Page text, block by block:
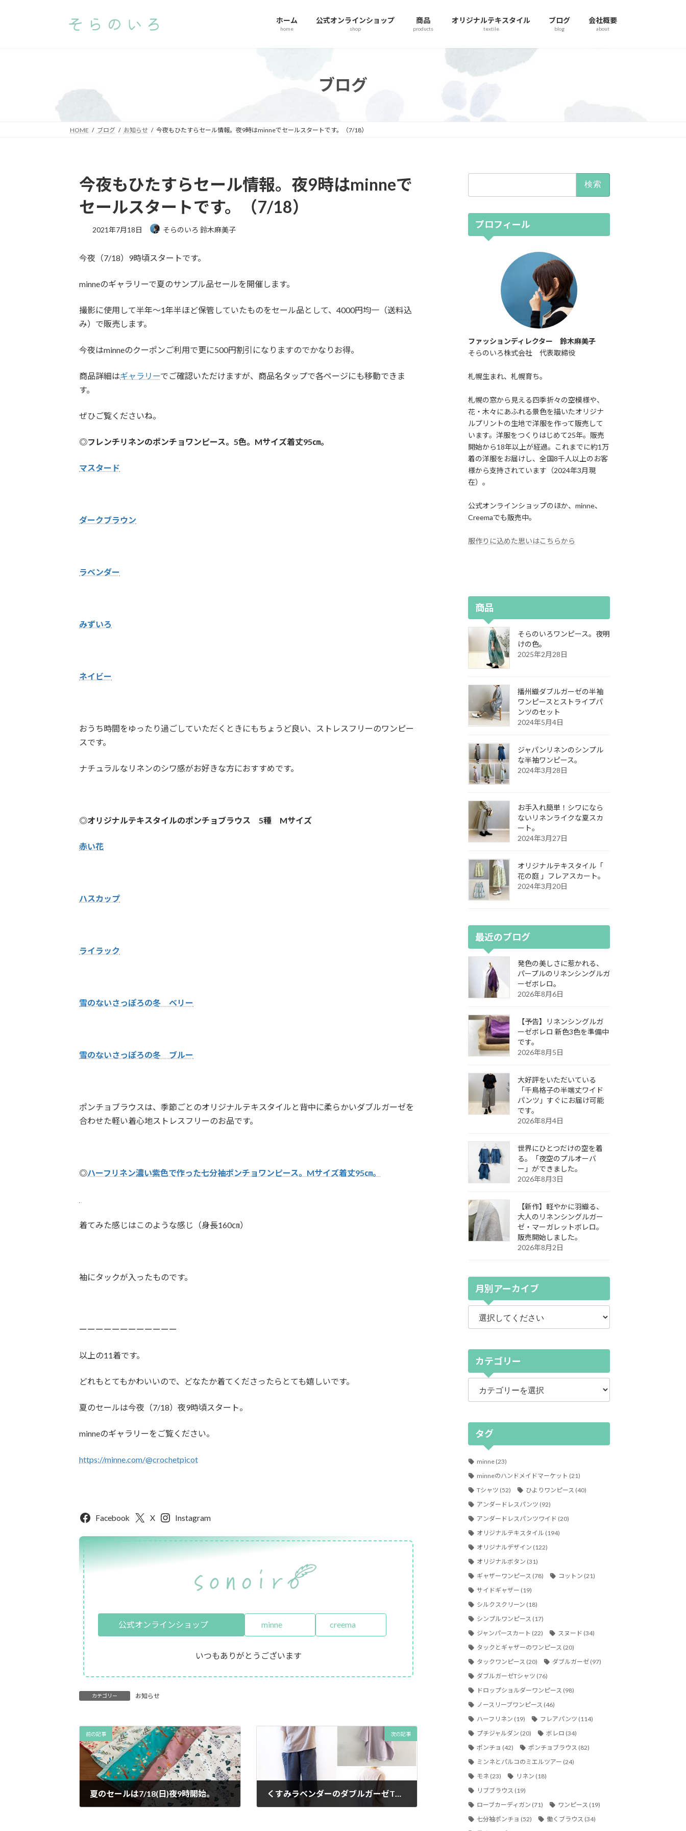
ホーム
home
公式オンラインショップ
shop
商品
products
オリジナルテキスタイル
textile
ブログ
blog
会社概要
about
ブログ
HOME ブログ お知らせ 今夜もひたすらセール情報。夜9時はminneでセールスタートです。（7/18）
今夜もひたすらセール情報。夜9時はminneで
セールスタートです。（7/18）
2021年7月18日 そらのいろ 鈴木麻美子
今夜（7/18）9時頃スタートです。
minneのギャラリーで夏のサンプル品セールを開催します。
撮影に使用して半年〜1年半ほど保管していたものをセール品として、4000円均一（送料込
み）で販売します。
今夜はminneのクーポンご利用で更に500円割引になりますのでかなりお得。
商品詳細はギャラリーでご確認いただけますが、商品名タップで各ページにも移動できま
す。
ぜひご覧くださいね。
◎フレンチリネンのポンチョワンピース。5色。Mサイズ着丈95㎝。
マスタード
ダークブラウン
ラベンダー
みずいろ
ネイビー
おうち時間をゆったり過ごしていただくときにもちょうど良い、ストレスフリーのワンピー
スです。
ナチュラルなリネンのシワ感がお好きな方におすすめです。
◎オリジナルテキスタイルのポンチョブラウス 5種 Mサイズ
赤い花
ハスカップ
ライラック
雪のないさっぽろの冬 ベリー
雪のないさっぽろの冬 ブルー
ポンチョブラウスは、季節ごとのオリジナルテキスタイルと背中に柔らかいダブルガーゼを
合わせた軽い着心地ストレスフリーのお品です。
◎ハーフリネン濃い紫色で作った七分袖ポンチョワンピース。Mサイズ着丈95㎝。
着てみた感じはこのような感じ（身長160㎝）
袖にタックが入ったものです。
ーーーーーーーーーーーー
以上の11着です。
どれもとてもかわいいので、どなたか着てくださったらとても嬉しいです。
夏のセールは今夜（7/18）夜9時頃スタート。
minneのギャラリーをご覧ください。
https://minne.com/@crochetpicot
Facebook X Instagram
公式オンラインショップ minne creema
いつもありがとうございます
カテゴリー お知らせ
前の記事
夏のセールは7/18(日)夜9時開始。
次の記事
プロフィール
ファッションディレクター 鈴木麻美子
そらのいろ株式会社 代表取締役
札幌生まれ、札幌育ち。
札幌の窓から見える四季折々の空模様や、
花・木々にあふれる景色を描いたオリジナ
ルプリントの生地で洋服を作って販売して
います。洋服をつくりはじめて25年。販売
開始から18年以上が経過。これまでに約1万
着の洋服をお届けし、全国8千人以上のお客
様から支持されています（2024年3月現
在）。
公式オンラインショップのほか、minne、
Creemaでも販売中。
服作りに込めた思いはこちらから
商品
そらのいろワンピース。夜明
けの色。
2025年2月28日
播州織ダブルガーゼの半袖
ワンピースとストライプパ
ンツのセット
2024年5月4日
ジャパンリネンのシンプル
な半袖ワンピース。
2024年3月28日
お手入れ簡単！シワになら
ないリネンライクな夏スカ
ート。
2024年3月27日
オリジナルテキスタイル「
花の庭 」フレアスカート。
2024年3月20日
最近のブログ
発色の美しさに惹かれる、
パープルのリネンシングルガ
ーゼボレロ。
2026年8月6日
【予告】リネンシングルガ
ーゼボレロ 新色3色を準備中
です。
2026年8月5日
大好評をいただいている
「千鳥格子の半端丈ワイド
パンツ」すぐにお届け可能
です。
2026年8月4日
世界にひとつだけの空を着
る。「夜空のプルオーバ
ー」ができました。
2026年8月3日
【新作】軽やかに羽織る、
大人のリネンシングルガー
ゼ・マーガレットボレロ。
販売開始しました。
2026年8月2日
月別アーカイブ
カテゴリー
カ
ゴ
タグ
minne(23)
minneのハンドメイドマーケット (21)
Tシャツ (52) ひよりワンピース (40)
アンダードレスパンツ (92)
アンダードレスパンツワイド (20)
オリジナルテキスタイル (194)
オリジナルデザイン (122)
オリジナルボタン (31)
ギャザーワンピース (78) コットン (21)
サイドギャザー (19)
シルクスクリーン (18)
シンプルワンピース (17)
ジャンパースカート (22) スヌード (34)
タックとギャザーのワンピース (20)
タックワンピース (20) ダブルガーゼ (97)
ダブルガーゼTシャツ (76)
ドロップショルダーワンピース (98)
ノースリーブワンピース (46)
ハーフリネン (19) フレアパンツ (114)
プチジャルダン (20) ボレロ (34)
ポンチョ (42) ポンチョブラウス (82)
ミンネとパルコのミエルツアー (24)
モネ(23) リネン (18)
リブブラウス (19)
ローブカーディガン (71) ワンピース (19)
七分袖ポンチョ (52) 働くブラウス (34)